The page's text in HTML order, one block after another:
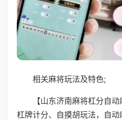
相关麻将玩法及特色;
【山东济南麻将杠分自
杠牌计分、自摸胡玩法，自动